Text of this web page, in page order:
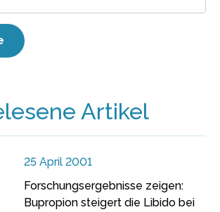
Artikel
25 April 2001
Forschungsergebnisse zeigen:
Bupropion steigert die Libido bei